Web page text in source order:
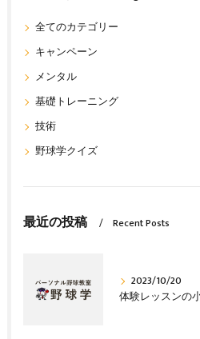
全てのカテゴリー
キャンペーン
メンタル
基礎トレーニング
技術
野球学クイズ
最近の投稿 Recent Posts
2023/10/20